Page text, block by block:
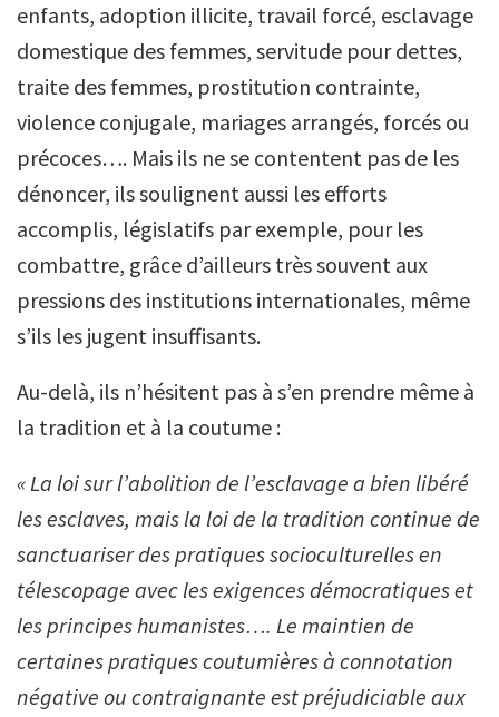
enfants, adoption illicite, travail forcé, esclavage
domestique des femmes, servitude pour dettes,
traite des femmes, prostitution contrainte,
violence conjugale, mariages arrangés, forcés ou
précoces…. Mais ils ne se contentent pas de les
dénoncer, ils soulignent aussi les efforts
accomplis, législatifs par exemple, pour les
combattre, grâce d’ailleurs très souvent aux
pressions des institutions internationales, même
s’ils les jugent insuffisants.
Au-delà, ils n’hésitent pas à s’en prendre même à
la tradition et à la coutume :
« La loi sur l’abolition de l’esclavage a bien libéré
les esclaves, mais la loi de la tradition continue de
sanctuariser des pratiques socioculturelles en
télescopage avec les exigences démocratiques et
les principes humanistes…. Le maintien de
certaines pratiques coutumières à connotation
négative ou contraignante est préjudiciable aux